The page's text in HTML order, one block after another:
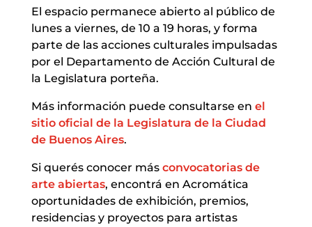
El espacio permanece abierto al público de
lunes a viernes, de 10 a 19 horas, y forma
parte de las acciones culturales impulsadas
por el Departamento de Acción Cultural de
la Legislatura porteña.
Más información puede consultarse en el
sitio oficial de la Legislatura de la Ciudad
de Buenos Aires.
Si querés conocer más convocatorias de
arte abiertas, encontrá en Acromática
oportunidades de exhibición, premios,
residencias y proyectos para artistas